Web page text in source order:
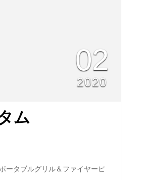
02
2020
ム
ータブルグリル＆ファイヤーピ